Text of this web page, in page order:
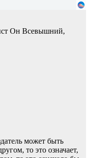
Он Всевышний,
может быть
то это означает,